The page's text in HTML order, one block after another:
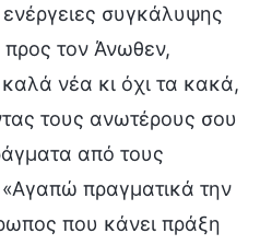
ενέργειες συγκάλυψης
προς τον Άνωθεν,
νέα κι όχι τα κακά,
τους ανωτέρους σου
από τους
πραγματικά την
που κάνει πράξη